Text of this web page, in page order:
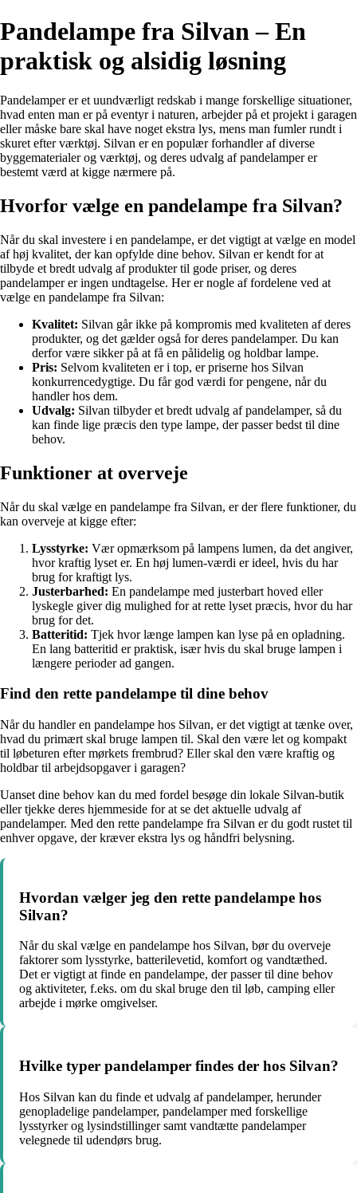
Pandelampe fra Silvan – En
praktisk og alsidig løsning
Pandelamper er et uundværligt redskab i mange forskellige situationer,
hvad enten man er på eventyr i naturen, arbejder på et projekt i garagen
eller måske bare skal have noget ekstra lys, mens man fumler rundt i
skuret efter værktøj. Silvan er en populær forhandler af diverse
byggematerialer og værktøj, og deres udvalg af pandelamper er
bestemt værd at kigge nærmere på.
Hvorfor vælge en pandelampe fra Silvan?
Når du skal investere i en pandelampe, er det vigtigt at vælge en model
af høj kvalitet, der kan opfylde dine behov. Silvan er kendt for at
tilbyde et bredt udvalg af produkter til gode priser, og deres
pandelamper er ingen undtagelse. Her er nogle af fordelene ved at
vælge en pandelampe fra Silvan:
Kvalitet: Silvan går ikke på kompromis med kvaliteten af deres
produkter, og det gælder også for deres pandelamper. Du kan
derfor være sikker på at få en pålidelig og holdbar lampe.
Pris: Selvom kvaliteten er i top, er priserne hos Silvan
konkurrencedygtige. Du får god værdi for pengene, når du
handler hos dem.
Udvalg: Silvan tilbyder et bredt udvalg af pandelamper, så du
kan finde lige præcis den type lampe, der passer bedst til dine
behov.
Funktioner at overveje
Når du skal vælge en pandelampe fra Silvan, er der flere funktioner, du
kan overveje at kigge efter:
Lysstyrke: Vær opmærksom på lampens lumen, da det angiver,
hvor kraftig lyset er. En høj lumen-værdi er ideel, hvis du har
brug for kraftigt lys.
Justerbarhed: En pandelampe med justerbart hoved eller
lyskegle giver dig mulighed for at rette lyset præcis, hvor du har
brug for det.
Batteritid: Tjek hvor længe lampen kan lyse på en opladning.
En lang batteritid er praktisk, især hvis du skal bruge lampen i
længere perioder ad gangen.
Find den rette pandelampe til dine behov
Når du handler en pandelampe hos Silvan, er det vigtigt at tænke over,
hvad du primært skal bruge lampen til. Skal den være let og kompakt
til løbeturen efter mørkets frembrud? Eller skal den være kraftig og
holdbar til arbejdsopgaver i garagen?
Uanset dine behov kan du med fordel besøge din lokale Silvan-butik
eller tjekke deres hjemmeside for at se det aktuelle udvalg af
pandelamper. Med den rette pandelampe fra Silvan er du godt rustet til
enhver opgave, der kræver ekstra lys og håndfri belysning.
Hvordan vælger jeg den rette pandelampe hos
Silvan?
Når du skal vælge en pandelampe hos Silvan, bør du overveje
faktorer som lysstyrke, batterilevetid, komfort og vandtæthed.
Det er vigtigt at finde en pandelampe, der passer til dine behov
og aktiviteter, f.eks. om du skal bruge den til løb, camping eller
arbejde i mørke omgivelser.
Hvilke typer pandelamper findes der hos Silvan?
Hos Silvan kan du finde et udvalg af pandelamper, herunder
genopladelige pandelamper, pandelamper med forskellige
lysstyrker og lysindstillinger samt vandtætte pandelamper
velegnede til udendørs brug.